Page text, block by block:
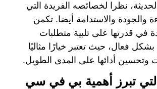
نظرا لخصائصه الفريدة التي
والجودة والاستدامة أيضا. تكمن
في قدرتها على تلبية متطلبات
بشكل فعال، حيث تعتبر خيارًا مثاليًا
وتحسين أدائها على المدى الطويل.
تبرز أهمية بي في سي